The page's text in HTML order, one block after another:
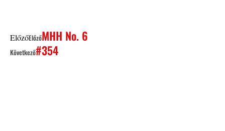
ElőzőElőzőMHH No. 6
Következő#354